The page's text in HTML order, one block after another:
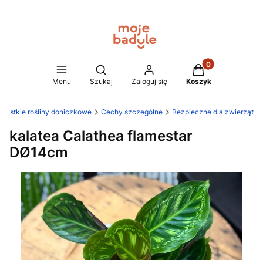
Menu
Otwórz wyszukiwarkę
Szukaj Zaloguj się
Produkty w
Koszyk
rośliny doniczkowe Cechy szczególne Bezpieczne dla zwierząt
kalatea Calathea flamestar
DØ14cm